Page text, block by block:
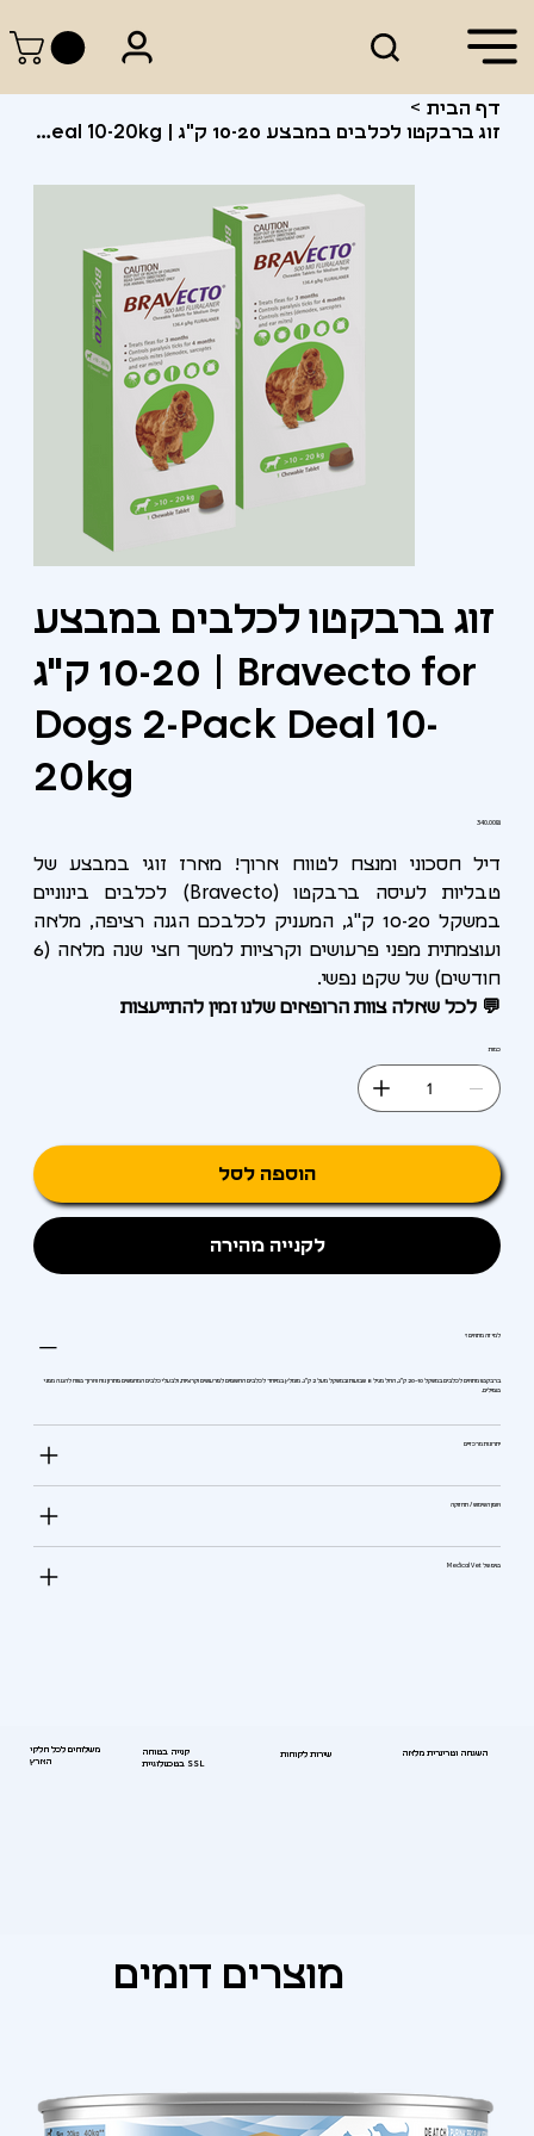
דף הבית >
זוג ברבקטו לכלבים במבצע 10-20 ק"ג | Bravecto for Dogs 2-Pack Deal 10-20kg
זוג ברבקטו לכלבים במבצע
10-20 ק"ג | Bravecto for
Dogs 2-Pack Deal 10-
20kg
מחיר‏340.00 ‏₪
דיל חסכוני ומנצח לטווח ארוך! מארז זוגי במבצע של
טבליות לעיסה ברבקטו (Bravecto) לכלבים בינוניים
במשקל 10-20 ק"ג, המעניק לכלבכם הגנה רציפה, מלאה
ועוצמתית מפני פרעושים וקרציות למשך חצי שנה מלאה (6
חודשים) של שקט נפשי.
💬 לכל שאלה צוות הרופאים שלנו זמין להתייעצות
כמות
הוספה לסל
לקנייה מהירה
למי זה מתאים?
ברבקטו מתאים לכלבים במשקל 10–20 ק"ג, החל מגיל 8 שבועות ובמשקל מעל 2 ק"ג. מומלץ במיוחד לכלבים החשופים לפרעושים וקרציות, ולבעלי כלבים המחפשים פתרון נוח וארוך טווח להגנה מפני
טפילים.
יתרונות מרכזיים
אופן השימוש / תחזוקה
טיפ של Medical Vet
משלוחים לכל חלקי
הארץ
קנייה בטוחה
בטכנולוגיית SSL
שירות לקוחות השגחה וטרינרית מלאה
מוצרים דומים